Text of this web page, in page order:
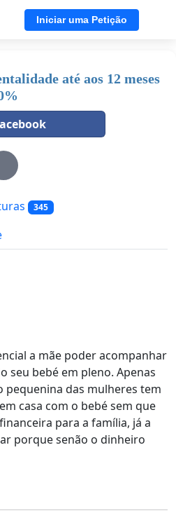
Iniciar uma Petição
até aos 12 meses
345
a mãe poder acompanhar
seu bebé em pleno. Apenas
das mulheres tem
casa com o bebé sem que
para a família, já a
porque senão o dinheiro